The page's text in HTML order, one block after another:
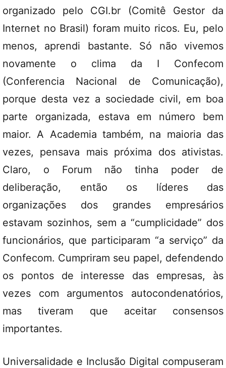
organizado pelo CGI.br (Comitê Gestor da
Internet no Brasil) foram muito ricos. Eu, pelo
menos, aprendi bastante. Só não vivemos
novamente o clima da I Confecom
(Conferencia Nacional de Comunicação),
porque desta vez a sociedade civil, em boa
parte organizada, estava em número bem
maior. A Academia também, na maioria das
vezes, pensava mais próxima dos ativistas.
Claro, o Forum não tinha poder de
deliberação, então os líderes das
organizações dos grandes empresários
estavam sozinhos, sem a “cumplicidade” dos
funcionários, que participaram “a serviço” da
Confecom. Cumpriram seu papel, defendendo
os pontos de interesse das empresas, às
vezes com argumentos autocondenatórios,
mas tiveram que aceitar consensos
importantes.
Universalidade e Inclusão Digital compuseram